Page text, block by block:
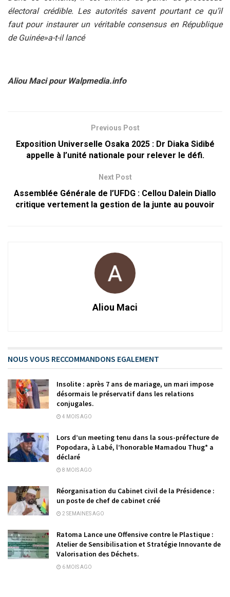
électoral crédible. Les autorités savent pourtant ce qu’il
faut pour instaurer un véritable consensus en République
de Guinée»a-t-il lancé
Aliou Maci pour Walpmedia.info
Previous Post
Exposition Universelle Osaka 2025 : Dr Diaka Sidibé
appelle à l’unité nationale pour relever le défi.
Next Post
Assemblée Générale de l’UFDG : Cellou Dalein Diallo
critique vertement la gestion de la junte au pouvoir
Aliou Maci
NOUS VOUS RECCOMMANDONS EGALEMENT
Insolite : après 7 ans de mariage, un mari impose
désormais le préservatif dans les relations
conjugales.
4 MOIS AGO
Lors d’un meeting tenu dans la sous-préfecture de
Popodara, à Labé, l’honorable Mamadou Thug* a
déclaré
8 MOIS AGO
Réorganisation du Cabinet civil de la Présidence :
un poste de chef de cabinet créé
2 SEMAINES AGO
Ratoma Lance une Offensive contre le Plastique :
Atelier de Sensibilisation et Stratégie Innovante de
Valorisation des Déchets.
6 MOIS AGO